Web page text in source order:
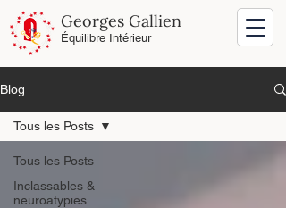
Georges Gallien
Équilibre Intérieur
Blog
Tous les Posts
Inclassables &
neuroatypies
Tous les Posts